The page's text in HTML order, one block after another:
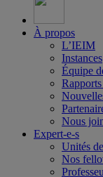
À propos
L’IEIM
Instances
Équipe
Nous
Expert-e-s
Unités
Nos